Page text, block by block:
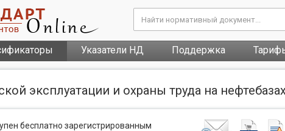
Указатели НД Поддержка
эксплуатации и охраны труда на
бесплатно зарегистрированным